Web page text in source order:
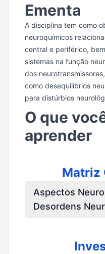
Ementa
A disciplina tem como
neuroquímicos
central e periférico,
sistemas na função
dos
como desequilíbrios
para distúrbios
O que
aprender
Matriz
Aspectos
Desordens